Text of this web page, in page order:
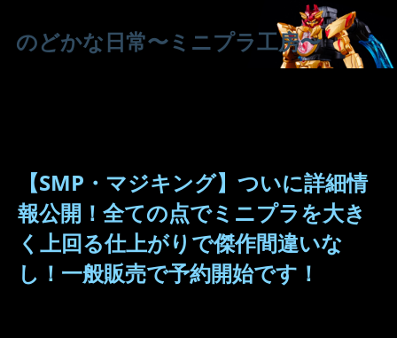
のどかな日常〜ミニプラ工房〜
【SMP・マジキング】ついに詳細情
報公開！全ての点でミニプラを大き
く上回る仕上がりで傑作間違いな
し！一般販売で予約開始です！